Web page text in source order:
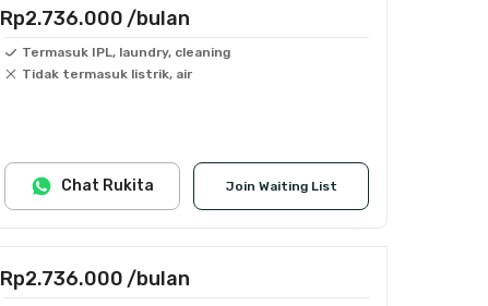
Rp2.736.000 /bulan
Termasuk IPL, laundry, cleaning
Tidak termasuk listrik, air
Join Waiting List
Chat Rukita
Rp2.736.000 /bulan